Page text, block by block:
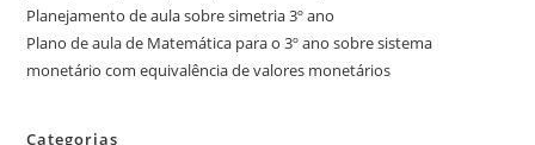
Planejamento de aula sobre simetria 3º ano
Plano de aula de Matemática para o 3º ano sobre sistema
monetário com equivalência de valores monetários
Categorias